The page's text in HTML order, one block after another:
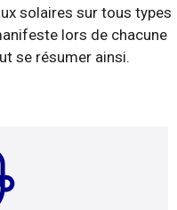
solaires sur tous types
lors de chacune
se résumer ainsi.